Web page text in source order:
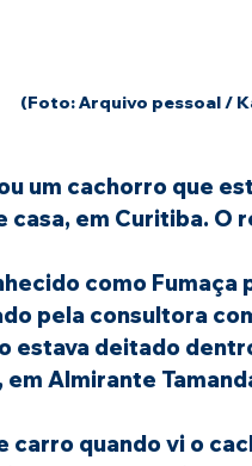
(Foto: Arquivo pessoal /
um cachorro que
em Curitiba. O
como
pela consultora
estava deitado
Almirante
carro quando vi o